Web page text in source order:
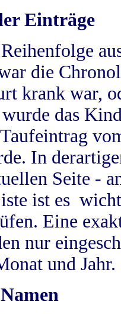
Einträge
die
krank war,
das
In
Seite -
ist es
Eine
nur
und Jahr.